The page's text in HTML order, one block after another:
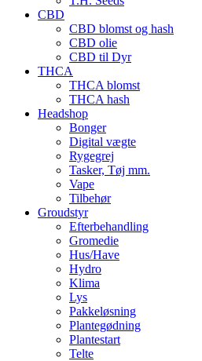
CBD
CBD blomst og hash
CBD olie
CBD til Dyr
THCA
THCA blomst
THCA hash
Headshop
Bonger
Digital vægte
Rygegrej
Tasker, Tøj mm.
Vape
Tilbehør
Groudstyr
Efterbehandling
Gromedie
Hus/Have
Hydro
Klima
Lys
Pakkeløsning
Plantegødning
Plantestart
Telte